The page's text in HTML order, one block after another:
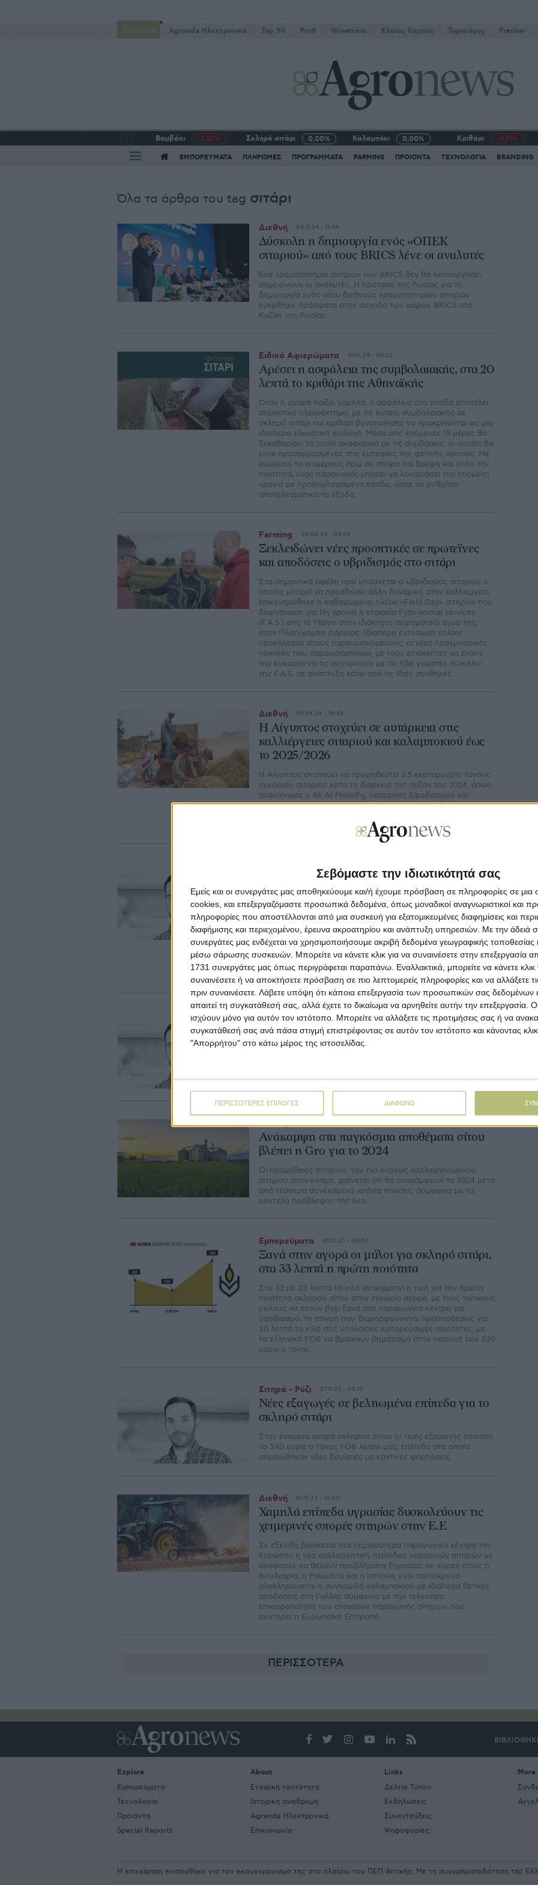
Σεβόμαστε την ιδιωτικότητά σας
Εμείς και οι συνεργάτες μας αποθηκεύουμε και/ή έχουμε πρόσβαση σε πληροφορίες σε
cookies, και επεξεργαζόμαστε προσωπικά δεδομένα, όπως μοναδικοί αναγνωριστικοί και
πληροφορίες που αποστέλλονται από μια συσκευή για εξατομικευμένες διαφημίσεις και
διαφήμισης και περιεχομένου, έρευνα ακροατηρίου και ανάπτυξη υπηρεσιών. Με την άδειά
συνεργάτες μας ενδέχεται να χρησιμοποιήσουμε ακριβή δεδομένα γεωγραφικής τοποθεσίας
μέσω σάρωσης συσκευών. Μπορείτε να κάνετε κλικ για να συναινέσετε στην επεξεργασία
1731 συνεργάτες μας όπως περιγράφεται παραπάνω. Εναλλακτικά, μπορείτε να κάνετε κλικ
συναινέσετε ή να αποκτήσετε πρόσβαση σε πιο λεπτομερείς πληροφορίες και να αλλάξετε
πριν συναινέσετε. Λάβετε υπόψη ότι κάποια επεξεργασία των προσωπικών σας δεδομένων
απαιτεί τη συγκατάθεσή σας, αλλά έχετε το δικαίωμα να αρνηθείτε αυτήν την επεξεργασία.
ισχύουν μόνο για αυτόν τον ιστότοπο. Μπορείτε να αλλάξετε τις προτιμήσεις σας ή να
συγκατάθεσή σας ανά πάσα στιγμή επιστρέφοντας σε αυτόν τον ιστότοπο και κάνοντας
"Απορρήτου" στο κάτω μέρος της ιστοσελίδας.
ΠΕΡΙΣΣΟΤΕΡΕΣ ΕΠΙΛΟΓΕΣ ΔΙΑΦΩΝΩ
Έντυπα Agrenda Ηλεκτρονικά Top 50 Profi Winetrails Eλαίας Καρπός Τυροκόμος Fresher
Βαμβάκι -2,37% Σκληρό σιτάρι 0,00% Καλαμπόκι 0,00% Κριθάρι -6,71%
ΕΜΠΟΡΕΥΜΑΤΑ ΠΛΗΡΩΜΕΣ ΠΡΟΓΡΑΜΜΑΤΑ FARMING ΠΡΟΙΟΝΤΑ ΤΕΧΝΟΛΟΓΙΑ BRANDING
Όλα τα άρθρα του tag σιτάρι
Διεθνή 04.11.24 - 11:44
Δύσκολη η δημιουργία ενός «ΟΠΕΚ
σιταριού» από τους BRICS λένε οι αναλυτές
Ένα χρηματιστήριο σιτηρών των BRICS δεν θα λειτουργήσει,
σημειώνουν οι αναλυτές. Η πρόταση της Ρωσίας για τη
δημιουργία ενός νέου διεθνούς χρηματιστηρίου σιτηρών
εγκρίθηκε πρόσφατα στην σύνοδο των χωρών BRICS στο
Καζάν της Ρωσίας.
Ειδικά Αφιερώματα 19.10.24 - 08:32
Αρέσει η ασφάλεια της συμβολαιακής, στα 20
λεπτά το κριθάρι της Αθηναϊκής
Όταν η αγορά παίζει χαµηλά, η ασφάλεια στα έσοδα αποτελεί
σηµαντικό πλεονέκτηµα, µε τις λύσεις συµβολαιακής σε
σκληρό σιτάρι και κριθάρι βυνοποίησης να προκρίνονται ως µια
ιδιαίτερα ελκυστική επιλογή. Μέσα στις επόµενες 15 µέρες θα
ξεκαθαρίσει το τοπίο αναφορικά µε τις συµβάσεις, οι οποίες θα
είναι προσαρµοσµένες στις εµπειρίες της φετινής χρονιάς. Με
σύµµαχο τα επιµέρους πριµ σε σπόρο και θρέψη και όπλο την
ποιότητα, ένας παραγωγός µπορεί να λογαριάσει την επόµενη
χρονιά µε προϋπολογισµένα έσοδα, ώστε να ρυθµίσει
αποτελεσµατικά τα έξοδα.
Farming 06.06.24 - 08:02
Ξεκλειδώνει νέες προοπτικές σε πρωτεϊνες
και αποδόσεις ο υβριδισμός στο σιτάρι
Στα σηµαντικά οφέλη που υπόσχεται ο υβριδισµός σιταριού ο
οποίος µπορεί να προσδώσει άλλη δυναµική στην καλλιέργεια,
επικεντρώθηκε η καθιερωµένη πλέον «Field Day» σιτηρών που
διοργάνωσε για 11η χρονιά η εταιρεία Fyto-animal services
(F.A.S.) στις 16 Μαΐου στον ιδιόκτητο πειραµατικό αγρό της,
στον Πλατύκαµπο Λάρισας. Ιδιαίτερη εντύπωση επίσης
προκάλεσαν στους παρευρισκόµενους, οι νέες προεµπορικές
ποικιλίες που παρουσιάστηκαν, µε τους επισκέπτες να έχουν
την ευκαιρία να τις συγκρίνουν µε τις ήδη γνωστές ποικιλίες
της F.A.S. σε ανάπτυξη κάτω από τις ίδιες συνθήκες.
Διεθνή 09.04.24 - 10:42
Η Αίγυπτος στοχεύει σε αυτάρκεια στις
καλλιέργειες σιταριού και καλαμποκιού έως
το 2025/2026
Η Αίγυπτος σκοπεύει να προμηθευτεί 3,5 εκατομμύρια τόνους
εγχώριου σιταριού κατά τη διάρκεια της σεζόν του 2024, όπως
ανακοίνωσε ο Ali Al-Moselhy, υπουργός Εφοδιασμού και
Εσωτερικού Εμπορίου της χώρας. Αυτή η πρωτοβουλία
συνήθως ξεκινά τον Απρίλιο και διαρκεί αρκετούς μήνες.
Χωρίς σταματημό η πτώση στα σκληρά
σιτάρια
Στην ελληνική αγορά σκληρού σίτου φυσικά και επικρατεί
δυσαρέσκεια για τις σηµερινές τιµές και ανησυχία για τα
επίπεδα τιµών που ενδέχεται να έχουµε στο ξεκίνηµα της νέας
σοδειάς. Αναφορικά µε τις τελευταίες τιµές εξαγωγής, οι
πωλητές είναι διατεθειµένοι να πουλήσουν στα 310 ευρώ ο
τόνος FOB για τα µέτρια προς χαµηλής ποιότητας σιτάρια,
εντούτοις οι Ιταλοί αγοραστές δεν ενθουσιάζονται.
Σιτηρά - Ρύζι 22.02.24 - 08:31
Διορθώνουν οι τιμές για τα μέτρια σκληρά
Η εγχώρια αγορά σκληρού σίτου είναι υποτονική, µε τους
Διεθνή
Ανάκαμψη στα παγκόσμια αποθέματα σίτου
βλέπει η Gro για το 2024
Οι προμήθειες σιταριού, του πιο ευρέως καλλιεργούμενου
σιτηρού στον κόσμο, φαίνεται ότι θα ανακάμψουν το 2024 μετά
από τέσσερα συνεχόμενα χρόνια πτώσης, σύμφωνα με τα
μοντέλα πρόβλεψης της Gro.
Εμπορεύματα 01.12.23 - 08:02
Ξανά στην αγορά οι μύλοι για σκληρό σιτάρι,
στα 33 λεπτά η πρώτη ποιότητα
Στα 32 µε 33 λεπτά το κιλό ανακάµπτει η τιµή για την πρώτη
ποιότητα σκληρού σίτου στην εγχώρια αγορά, µε τους τοπικούς
µύλους να έχουν βγει ξανά στα παραγωγικά κέντρα για
εφοδιασµό, τη στιγµή που διαµορφώνονται προϋποθέσεις για
30 λεπτά το κιλό στις υπόλοιπες εµπορεύσιµες ποιότητες, µε
τα ελληνικά FOB να βρίσκουν βηµατισµό στην περιοχή των 330
ευρώ ο τόνος.
Σιτηρά - Ρύζι 27.11.23 - 08:19
Νέες εξαγωγές σε βελτιωμένα επίπεδα για το
σκληρό σιτάρι
Στην εγχώρια αγορά σκληρού σίτου οι τιµές εξαγωγής έπιασαν
τα 340 ευρώ ο τόνος FOB λιµάνι µας, επίπεδα στα οποία
σηµειώθηκαν νέες δουλειές µε κοντινές φορτώσεις.
Διεθνή 01.11.23 - 16:00
Χαμηλά επίπεδα υγρασίας δυσκολεύουν τις
χειμερινές σπορές σιτηρών στην Ε.Ε
Σε εξέλιξη βρίσκεται στα περισσότερα παραγωγικά κέντρα της
Ευρώπης η νέα καλλιεργητική περίοδος χειμερινών σιτηρών με
αναφορές να θέλουν προβλήματα ξηρασίας σε χώρες όπως η
Βουλγαρία, η Ρουμανία και η Ισπανία, ενώ ταυτόχρονα
ολοκληρώνεται η συγκομιδή καλαμποκιού με ιδιαίτερα θετικές
αποδόσεις στη Γαλλία, σύμφωνα με την τελευταία
επικαιροποίηση των στοιχείων παραγωγής σιτηρών που
συντηρεί η Ευρωπαϊκή Επιτροπή.
ΠΕΡΙΣΣΟΤΕΡΑ
Explore
Εμπορεύματα
Τεχνολογία
Προιόντα
Special Reports
About
Εταιρική ταυτότητα
Ιστορική αναδρομή
Agrenda Ηλεκτρονικά
Επικοινωνία
Links
Δελτία Τύπου
Εκδηλώσεις
Συνεντεύξεις
Ψηφοφορίες
More
Η επιχείρηση ενισχύθηκε για τον εκσυγχρονισμό της στο πλαίσιο του ΠΕΠ Αττικής. Με τη συγχρηματοδότηση της